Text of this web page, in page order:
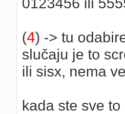
(4) -> tu
slučaju je to
ili sisx, nema
kada ste sve